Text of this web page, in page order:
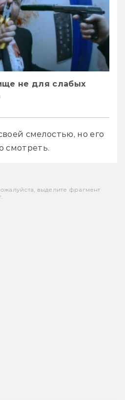
не для слабых
смелостью, но его
смотреть.
выделите фрагмент